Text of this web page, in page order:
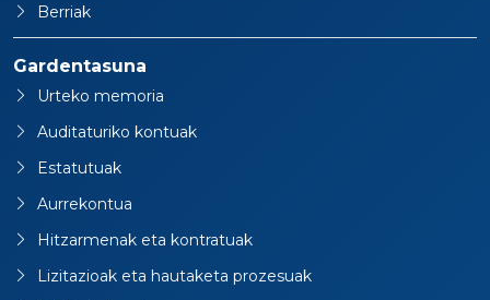
Berriak
Gardentasuna
Urteko memoria
Auditaturiko kontuak
Estatutuak
Aurrekontua
Hitzarmenak eta kontratuak
Lizitazioak eta hautaketa prozesuak